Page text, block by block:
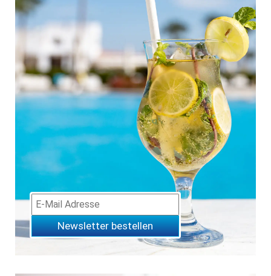
Newsletter bestellen